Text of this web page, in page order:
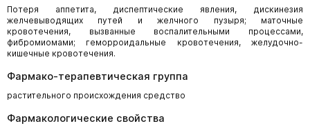
Потеря аппетита, диспептические явления, дискинезия
желчевыводящих путей и желчного пузыря; маточные
кровотечения, вызванные воспалительными процессами,
фибромиомами; геморроидальные кровотечения, желудочно-
кишечные кровотечения.
Фармако-терапевтическая группа
растительного происхождения средство
Фармакологические свойства